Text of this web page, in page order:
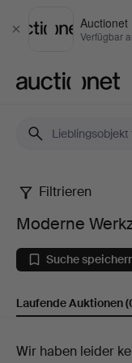
Schließen
Auctionet
Verfügbar
Moderne
bei
Arce
Filtrieren
Moderne
Suche
Laufende Auktionen
Laufende
Wir haben leider